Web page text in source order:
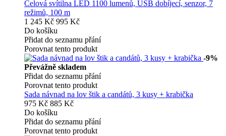
Čelová svítilna LED 1100 lumenů, USB dobíjecí, senzor, 7
režimů, 100 m
1 245 Kč 995 Kč
Do košíku
Přidat do seznamu přání
Porovnat tento produkt
-9%
Převážně skladem
Přidat do seznamu přání
Porovnat tento produkt
Sada návnad na lov štik a candátů, 3 kusy + krabička
975 Kč 885 Kč
Do košíku
Přidat do seznamu přání
Porovnat tento produkt